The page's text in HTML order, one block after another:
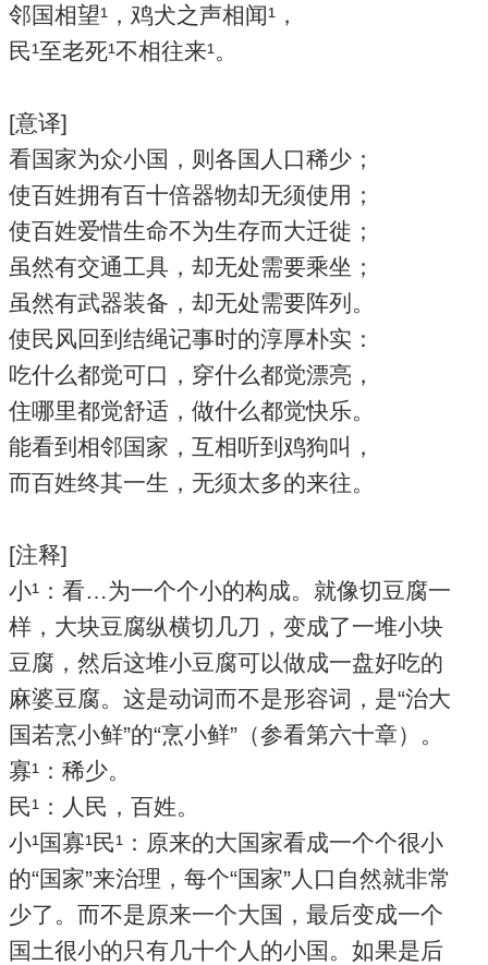
邻国相望¹，鸡犬之声相闻¹，
民¹至老死¹不相往来¹。
[意译]
看国家为众小国，则各国人口稀少；
使百姓拥有百十倍器物却无须使用；
使百姓爱惜生命不为生存而大迁徙；
虽然有交通工具，却无处需要乘坐；
虽然有武器装备，却无处需要阵列。
使民风回到结绳记事时的淳厚朴实：
吃什么都觉可口，穿什么都觉漂亮，
住哪里都觉舒适，做什么都觉快乐。
能看到相邻国家，互相听到鸡狗叫，
而百姓终其一生，无须太多的来往。
[注释]
小¹：看…为一个个小的构成。就像切豆腐一
样，大块豆腐纵横切几刀，变成了一堆小块
豆腐，然后这堆小豆腐可以做成一盘好吃的
麻婆豆腐。这是动词而不是形容词，是“治大
国若烹小鲜”的“烹小鲜”（参看第六十章）。
寡¹：稀少。
民¹：人民，百姓。
小¹国寡¹民¹：原来的大国家看成一个个很小
的“国家”来治理，每个“国家”人口自然就非常
少了。而不是原来一个大国，最后变成一个
国土很小的只有几十个人的小国。如果是后